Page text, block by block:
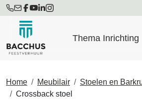
Thema Inrichting
Home Meubilair
Stoelen en
Crossback stoel